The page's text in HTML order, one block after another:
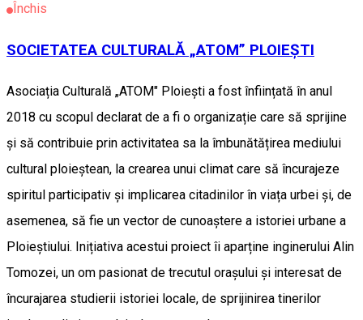
Închis
SOCIETATEA CULTURALĂ „ATOM” PLOIEȘTI
Asociația Culturală „ATOM" Ploieşti a fost înființată în anul
2018 cu scopul declarat de a fi o organizație care să sprijine
și să contribuie prin activitatea sa la îmbunătățirea mediului
cultural ploieștean, la crearea unui climat care să încurajeze
spiritul participativ și implicarea citadinilor în viața urbei și, de
asemenea, să fie un vector de cunoaștere a istoriei urbane a
Ploieștiului. Inițiativa acestui proiect îi aparține inginerului Alin
Tomozei, un om pasionat de trecutul orașului și interesat de
încurajarea studierii istoriei locale, de sprijinirea tinerilor